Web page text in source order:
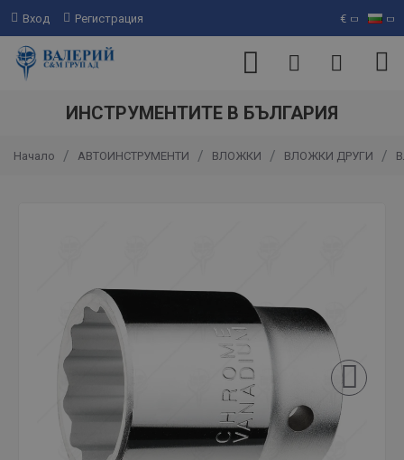
Вход Регистрация €
ИНСТРУМЕНТИТЕ В БЪЛГАРИЯ
Начало АВТОИНСТРУМЕНТИ ВЛОЖКИ ВЛОЖКИ ДРУГИ